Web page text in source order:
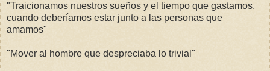
"Traicionamos nuestros sueños y el tiempo que gastamos,
cuando deberíamos estar junto a las personas que
amamos"
"Mover al hombre que despreciaba lo trivial"